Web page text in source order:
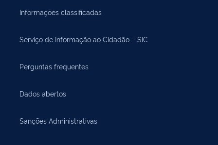
Informações classificadas
Serviço de Informação ao Cidadão – SIC
Perguntas frequentes
Dados abertos
Sanções Administrativas